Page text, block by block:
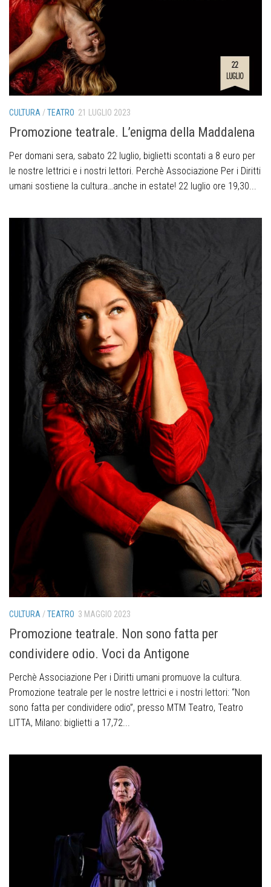
CULTURA /TEATRO 21 LUGLIO 2023
Promozione teatrale. L’enigma della Maddalena
Per domani sera, sabato 22 luglio, biglietti scontati a 8 euro per
le nostre lettrici e i nostri lettori. Perchè Associazione Per i Diritti
umani sostiene la cultura…anche in estate! 22 luglio ore 19,30...
CULTURA /TEATRO 3 MAGGIO 2023
Promozione teatrale. Non sono fatta per
condividere odio. Voci da Antigone
Perchè Associazione Per i Diritti umani promuove la cultura.
Promozione teatrale per le nostre lettrici e i nostri lettori: “Non
sono fatta per condividere odio”, presso MTM Teatro, Teatro
LITTA, Milano: biglietti a 17,72...